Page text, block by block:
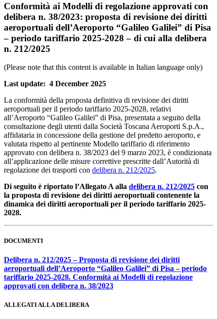
Conformità ai Modelli di regolazione approvati con
delibera n. 38/2023: proposta di revisione dei diritti
aeroportuali dell’Aeroporto “Galileo Galilei” di Pisa
– periodo tariffario 2025-2028 – di cui alla delibera
n. 212/2025
(Please note that this content is available in Italian language only)
Last update: 4 December 2025
La conformità della proposta definitiva di revisione dei diritti
aeroportuali per il periodo tariffario 2025-2028, relativi
all’Aeroporto “Galileo Galilei” di Pisa, presentata a seguito della
consultazione degli utenti dalla Società Toscana Aeroporti S.p.A.,
affidataria in concessione della gestione del predetto aeroporto, e
valutata rispetto al pertinente Modello tariffario di riferimento
approvato con delibera n. 38/2023 del 9 marzo 2023, è condizionata
all’applicazione delle misure correttive prescritte dall’Autorità di
regolazione dei trasporti con delibera n. 212/2025.
Di seguito è riportato l’Allegato A alla delibera n. 212/2025 con
la proposta di revisione dei diritti aeroportuali contenente la
dinamica dei diritti aeroportuali per il periodo tariffario 2025-
2028.
DOCUMENTI
Delibera n. 212/2025 – Proposta di revisione dei diritti
aeroportuali dell’Aeroporto “Galileo Galilei” di Pisa – periodo
tariffario 2025-2028. Conformità ai Modelli di regolazione
approvati con delibera n. 38/2023
ALLEGATI ALLA DELIBERA